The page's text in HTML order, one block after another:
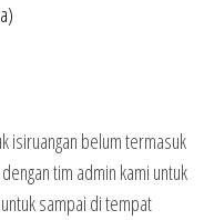
isiruangan belum termasuk
tim admin kami untuk
sampai di tempat